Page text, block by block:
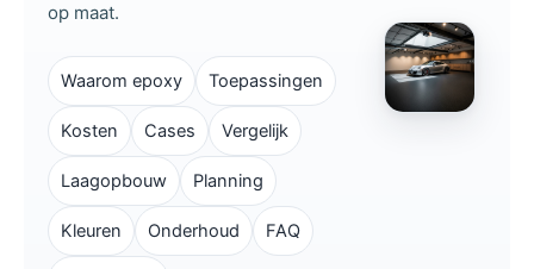
op maat.
Waarom epoxy Toepassingen
Kosten Cases Vergelijk
Laagopbouw Planning
Kleuren Onderhoud FAQ